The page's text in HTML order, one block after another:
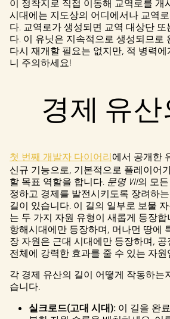
l
a
y
재생
을
클릭
be의
개인
정보
보호
정책
에
동의
하는
것으
로
간주
되
이 정착지로 직접 이동해 교역로를 개
시대에는 지도상의 어디에서나 교역
다. 교역로가 생성되면 교역 대상단
다. 이 유닛은 지속적으로 생성되므로
다시 재개할 필요는 없지만, 적 병력
니 주의하세요!
경제 유산
첫 번째 개발자 다이어리에서 공개한
신규 기능으로, 기본적으로 플레이어
할 목표 역할을 합니다. 문명 VII의 모
정하고 경제를 발전시키도록 장려하
길이 있습니다. 이 길의 일부로 보물
는 두 가지 자원 유형이 새롭게 등장합
항해시대에만 등장하며, 머나먼 땅에
장 자원은 근대 시대에만 등장하며,
전체에 강력한 효과를 줄 수 있는 자원
각 경제 유산의 길이 어떻게 작동하는
습니다.
실크로드(고대 시대): 이 길을 완